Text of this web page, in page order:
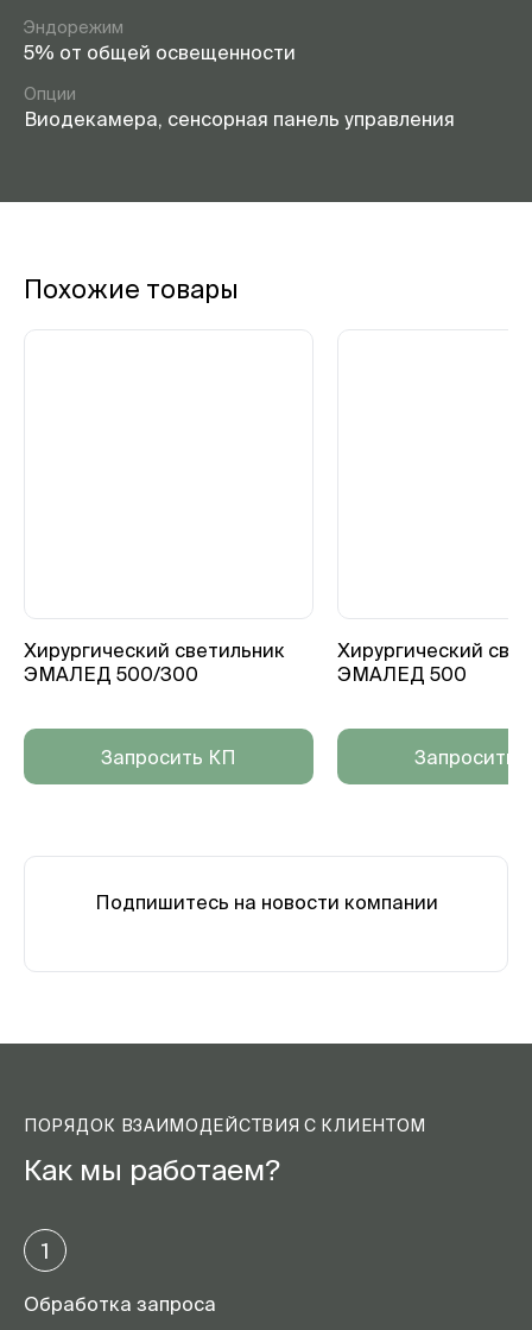
Эндорежим
5% от общей освещенности
Опции
Виодекамера, сенсорная панель управления
Похожие товары
Хирургический светильник
ЭМАЛЕД 500/300
Запросить КП
Хирургический
ЭМАЛЕД 500
Запросить
Подпишитесь на новости компании
ПОРЯДОК ВЗАИМОДЕЙСТВИЯ С КЛИЕНТОМ
Как мы работаем?
1
Обработка запроса